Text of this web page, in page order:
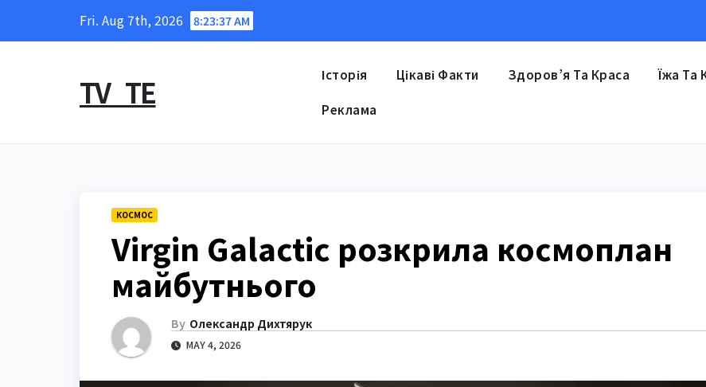
Fri. Aug 7th, 2026 8:23:38 AM
TV_TE Історія Цікаві Факти Здоров’я Та Краса Їжа Та
Реклама
КОСМОС
Virgin Galactic розкрила космоплан
майбутнього
By Олександр Дихтярук
MAY 4, 2026